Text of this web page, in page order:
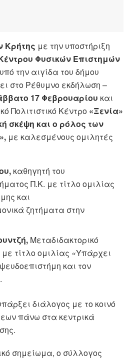
Κρήτης με την υποστήριξη
Φυσικών Επιστημών
την αιγίδα του δήμου
στο Ρέθυμνο εκδήλωση –
17 Φεβρουαρίου και
Πολιτιστικό Κέντρο «Ξενία»
σκέψη και ο ρόλος των
με καλεσμένους ομιλητές
καθηγητή του
Π.Κ. με τίτλο ομιλίας
και
ζητήματα στην
Μεταδιδακτορικό
τίτλο ομιλίας «Υπάρχει
και τον
διάλογος με το κοινό
πάνω στα κεντρικά
σημείωμα, ο σύλλογος